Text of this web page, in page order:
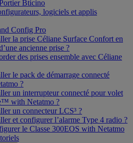
Bticino
logiciels et applis
Config Pro
la prise Céliane Surface Confort en
ancienne prise ?
des prises ensemble avec Céliane
le pack de démarrage connecté
?
un interrupteur connecté pour volet
with Netatmo ?
un connecteur LCS³ ?
et configurer l’alarme Type 4 radio ?
le Classe 300EOS with Netatmo